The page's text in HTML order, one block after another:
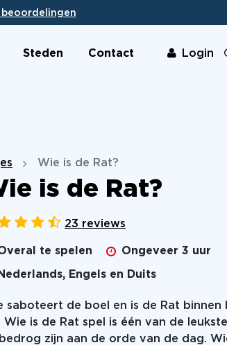
beoordelingen
Steden Contact Login
Wie is de Rat?
is de Rat?
23 reviews
te spelen Ongeveer 3 uur
Nederlands, Engels en Duits
saboteert de boel en is de Rat binnen
Wie is de Rat spel is één van de
zijn aan de orde van de dag.